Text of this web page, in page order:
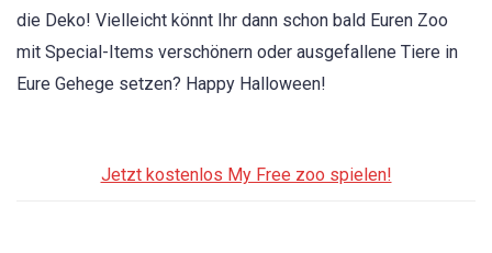
die Deko! Vielleicht könnt Ihr dann schon bald Euren Zoo
mit Special-Items verschönern oder ausgefallene Tiere in
Eure Gehege setzen? Happy Halloween!
Jetzt kostenlos My Free zoo spielen!